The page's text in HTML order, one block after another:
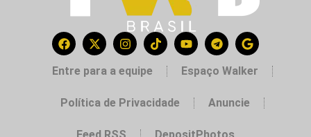
Entre para a equipe Espaço Walker
Política de Privacidade Anuncie